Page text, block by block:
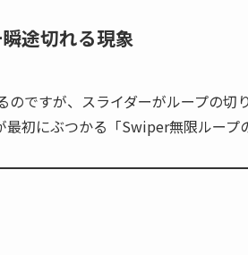
途切れる現象
のですが、スライダーがループの切
初にぶつかる「Swiper無限ループ